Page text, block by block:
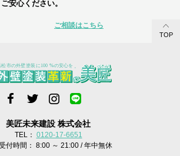
ご安心ください。
ご相談はこちら
TOP
美匠未来建設 株式会社
TEL： 0120-17-6651
付時間： 8:00 ～ 21:00 / 年中無休